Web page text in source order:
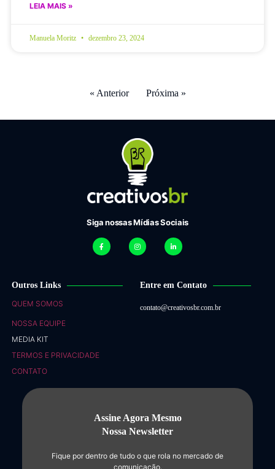
LEIA MAIS »
Manuela Moritz dezembro 23, 2024
« Anterior Próxima »
Siga nossas Mídias Sociais
Outros Links
QUEM SOMOS
NOSSA EQUIPE
MEDIA KIT
TERMOS E PRIVACIDADE
CONTATO
Entre em Contato
contato@creativosbr.com.br
Assine Agora Mesmo
Nossa Newsletter
Fique por dentro de tudo o que rola no mercado de
comunicação.